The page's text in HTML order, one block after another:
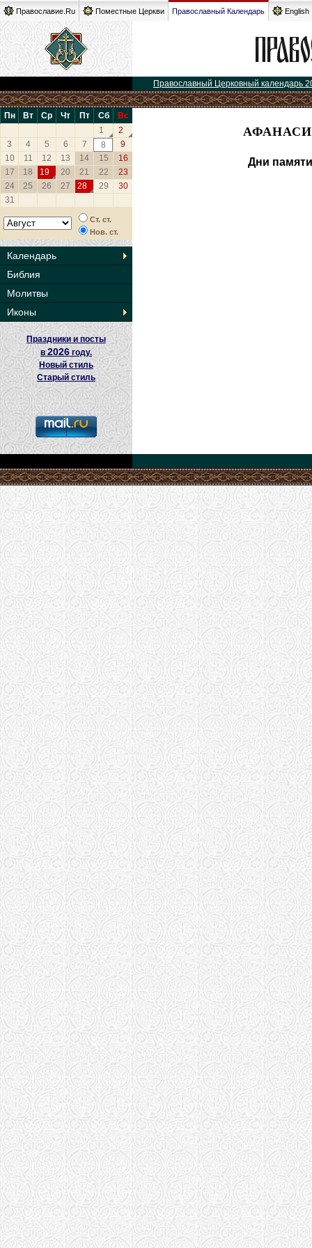
Православие.Ru Поместные Церкви Православный Календарь English
Православный Церковный календарь
Пн Вт Ср Чт Пт Сб
Вс
1
2
3
4 5 6 7 8
9
10
11 12 13 14 15
16
17
18 19 20 21 22
23
24
25 26 27 28 29
30
31
Ст. ст.
Нов. ст.
Календарь
Библия
Молитвы
Иконы
Праздники и посты
в2026 году.
Новый стиль
Старый стиль
Дни